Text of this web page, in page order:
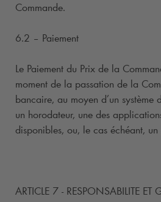
Commande.
6.2 – Paiement
Le Paiement du Prix de la
moment de la passation de la
bancaire, au moyen d’un système
un horodateur, une des
disponibles, ou, le cas échéant,
ARTICLE 7 - RESPONSABILITE ET